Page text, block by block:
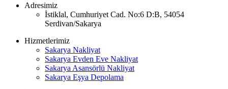
Adresimiz
İstiklal, Cumhuriyet Cad. No:6 D:B, 54054
Serdivan/Sakarya
Hizmetlerimiz
Sakarya Nakliyat
Sakarya Evden Eve Nakliyat
Sakarya Asansörlü Nakliyat
Sakarya Eşya Depolama